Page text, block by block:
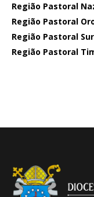
Região Pastoral
Região Pastoral
Região Pastoral
Região Pastoral